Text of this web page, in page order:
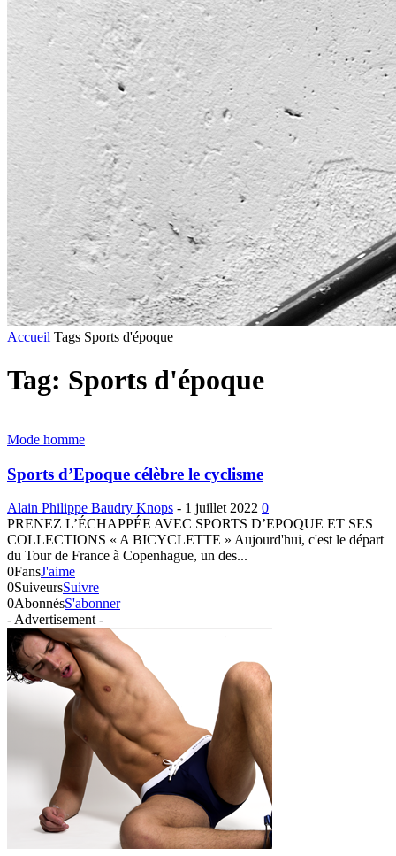
Accueil Tags Sports d'époque
Tag: Sports d'époque
Mode homme
Sports d’Epoque célèbre le cyclisme
Alain Philippe Baudry Knops - 1 juillet 2022 0
PRENEZ L’ÉCHAPPÉE AVEC SPORTS D’EPOQUE ET SES
COLLECTIONS « A BICYCLETTE » Aujourd'hui, c'est le départ
du Tour de France à Copenhague, un des...
0FansJ'aime
0SuiveursSuivre
0AbonnésS'abonner
- Advertisement -